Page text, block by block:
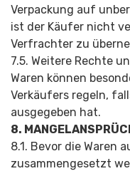
Verpackung auf
ist der Käufer nicht
Verfrachter zu
7.5. Weitere Rechte
Waren können
Verkäufers regeln,
ausgegeben hat.
8.
8.1. Bevor die Waren
zusammengesetzt